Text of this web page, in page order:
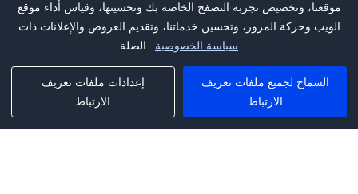
موقعنا، وتخصيص تجربة التصفح الخاصة بك وتحسينها، وقياس أداء موقع
الويب وحركة المرور، وتحسين خدماتنا، وتقديم العروض والإعلانات ذات
سياسة الخصوصية
إعدادات ملفات تعريف
الارتباط
السماح لجميع ملفات تعريف
الارتباط